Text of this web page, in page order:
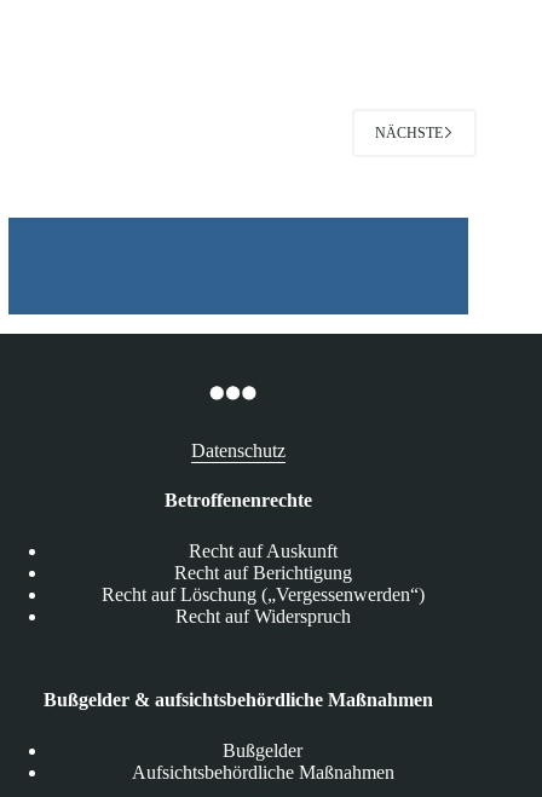
NÄCHSTE
Datenschutz
Betroffenenrechte
Recht auf Auskunft
Recht auf Berichtigung
Recht auf Löschung („Vergessenwerden“)
Recht auf Widerspruch
Bußgelder & aufsichtsbehördliche Maßnahmen
Bußgelder
Aufsichtsbehördliche Maßnahmen